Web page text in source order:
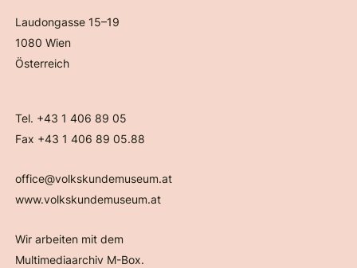
Laudongasse 15–19
1080 Wien
Österreich
Tel. +43 1 406 89 05
Fax +43 1 406 89 05.88
office@volkskundemuseum.at
www.volkskundemuseum.at
Wir arbeiten mit dem
Multimediaarchiv M-Box.